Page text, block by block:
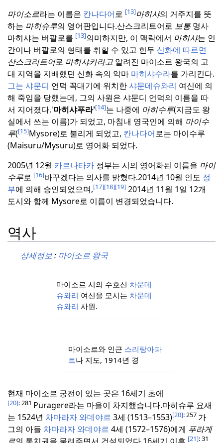
마이소르라는 이름은 칸나다어로 [13]마히샤의 거주지를 뜻
하는 마히슈루의 영어판입니다.산스크리트어로 보통 명사
마히샤는 버팔로를 [13]의미하지만, 이 맥락에서 마히샤는 인
간이나 버팔로의 형태를 취할 수 있고 힌두 신화에 따르면
산스크리트어로 마히샤카라고 알려진 마이소르 왕국의 고
대 지역을 지배했던 신화 속의 악마 마히샤수라를 가리킨다.
그는 샤문디 언덕 꼭대기에 위치한샤문데슈와리 여신에 의
해 죽임을 당했는데, 그의 사원은 샤문디 언덕의 이름을 따
서 지어졌다.'마히샤푸라'[14]는 나중에 마히수루(지금도 왕
실에서 쓰는 이름)가 되었고, 마침내 영국인에 의해 마이수
루([15]Mysore)로 불리게 되었고, 칸나다어로는 마이수루
(Maisuru/Mysuru)로 영어화 되었다.
2005년 12월 카르나타카 정부는 시의 영어화된 이름을 마이
수루로 [16]바꾸겠다는 의사를 밝혔다.2014년 10월 인도 정
부에 의해 승인되었으며,[17][18][19] 2014년 11월 1일 12개
도시와 함께 Mysore로 이름이 변경되었습니다.
역사
상세정보: 마이소르 왕국
마이소르 시의 수호신 차문데
슈와리 여신을 모시는 차문데
슈와리 사원.
마이소르와 인근 스리랑아파
트나 지도, 1914년 경
현재 마이소르 궁전이 있는 곳은 16세기 초에
[20]: 281 Puragere라는 마을이 차지했습니다.마히슈루 요새
는 1524년 차마라자 와데야르 3세 (1513–1553)[20]: 257 가
그의 아들 차마라자 와데야르 4세 (1572–1576)에게 푸라게
[21]: 31